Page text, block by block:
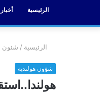
الرئيسية أخبار
الرئيسية / شئون
شؤون هولندية